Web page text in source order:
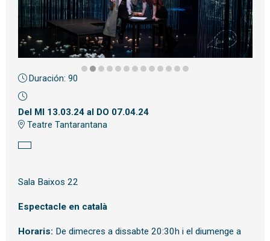
Diapositiva 2 de 13
Duración: 90
Del MI 13.03.24al DO 07.04.24
Teatre Tantarantana
Sala Baixos 22
Espectacle en català
Horaris: De dimecres a dissabte 20:30h i el diumenge a